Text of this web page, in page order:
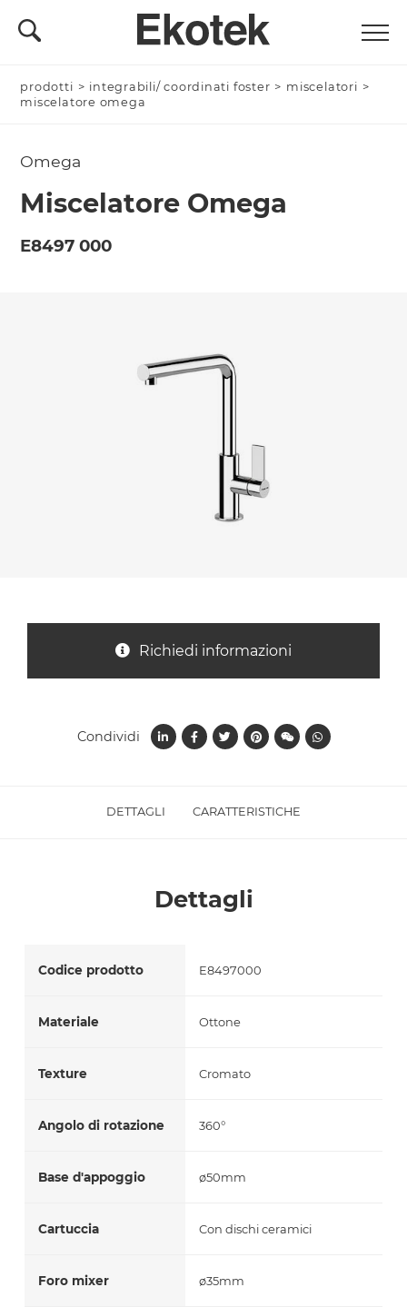
prodotti > integrabili/ coordinati foster > miscelatori >
miscelatore omega
DETTAGLI CARATTERISTICHE
Dettagli
Codice prodotto E8497000
Materiale Ottone
Texture Cromato
Angolo di rotazione 360°
Base d'appoggio ø50mm
Cartuccia Con dischi ceramici
Foro mixer ø35mm
Omega
Miscelatore Omega
E8497 000
Richiedi informazioni
Condividi
Nominativo *
Messaggio *
trattamento dei dati per le finalità indicate*